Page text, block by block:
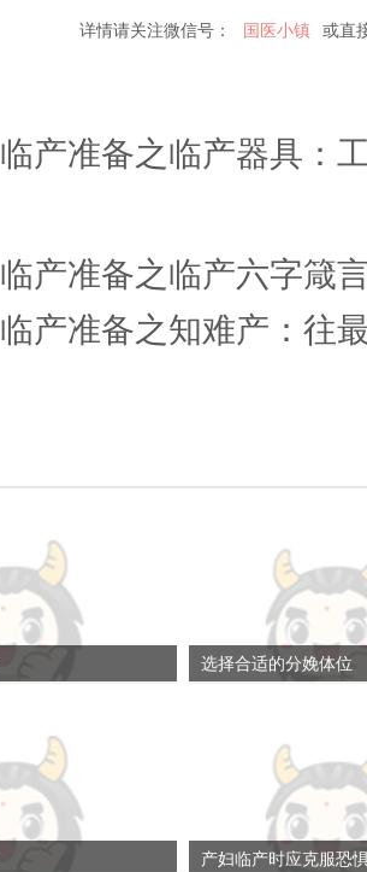
详情请关注微信号： 国医小镇 或直
临产准备之临产器具：
临产准备之临产六字箴
临产准备之知难产：往
选择合适的分娩体位
产妇临产时应克服恐